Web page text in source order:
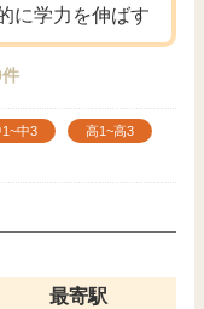
に学力を伸ばす
1~中3
高1~高3
最寄駅